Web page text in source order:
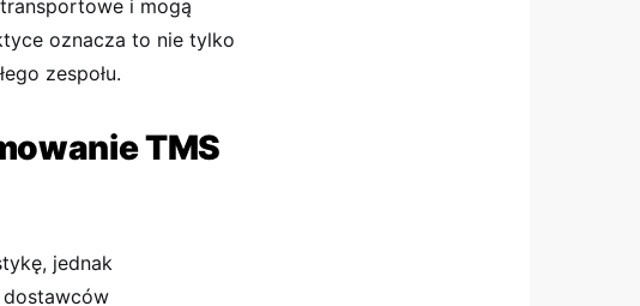
i mogą
oznacza to nie tylko
zespołu.
TMS
jednak